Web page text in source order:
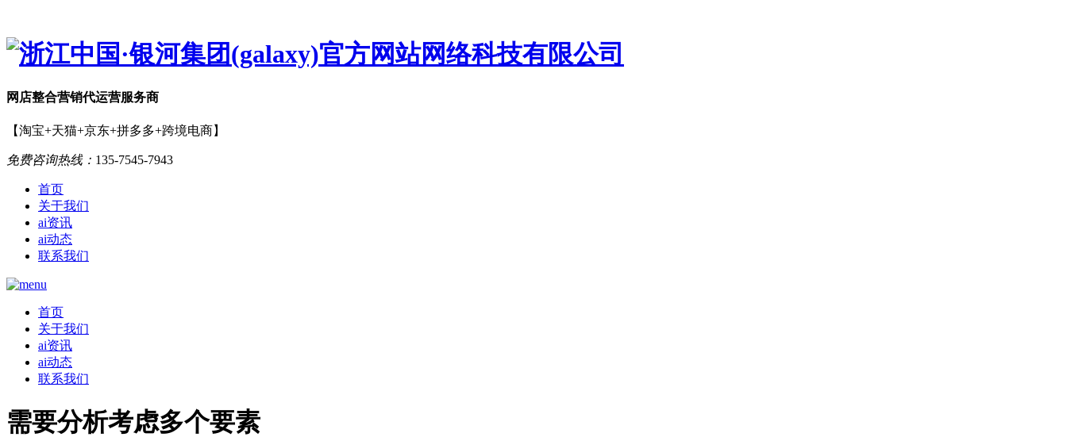
网店整合营销代运营服务商
【淘宝+天猫+京东+拼多多+跨境电商】
免费咨询热线： 135-7545-7943
首页
关于我们
ai资讯
ai动态
联系我们
首页
关于我们
ai资讯
ai动态
联系我们
需要分析考虑多个要素